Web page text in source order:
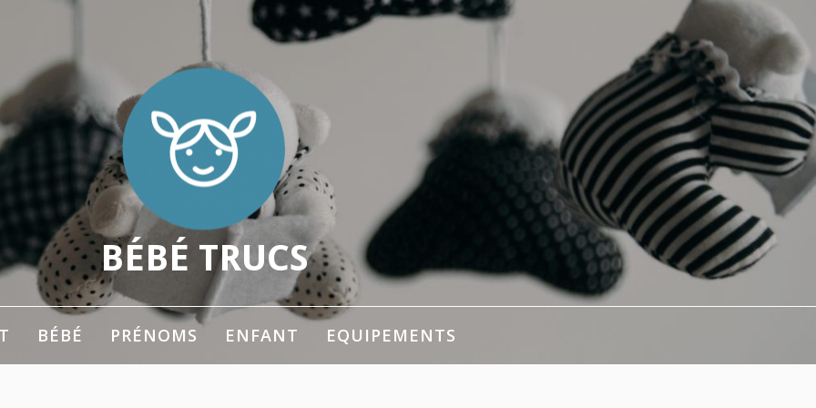
BÉBÉ TRUCS
les parents
BÉBÉ PRÉNOMS ENFANT EQUIPEMENTS